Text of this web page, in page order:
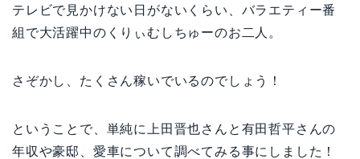
テレビで見かけない日がないくらい、バラエティー番
組で大活躍中のくりぃむしちゅーのお二人。
さぞかし、たくさん稼いでいるのでしょう！
ということで、単純に上田晋也さんと有田哲平さんの
年収や豪邸、愛車について調べてみる事にしました！